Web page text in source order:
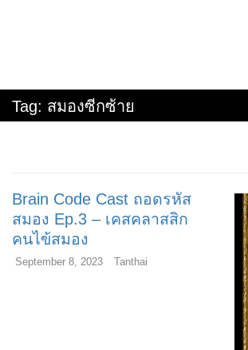
Tag: สมองซีกซ้าย
Brain Code Cast ถอดรหัส
สมอง Ep.3 – เคสคลาสสิก
คนไข้สมอง
September 8, 2023 Tanthai